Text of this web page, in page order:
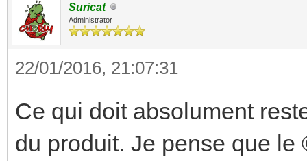
Suricat
Administrator
22/01/2016, 21:07:31
Ce qui doit absolument
du produit. Je pense que